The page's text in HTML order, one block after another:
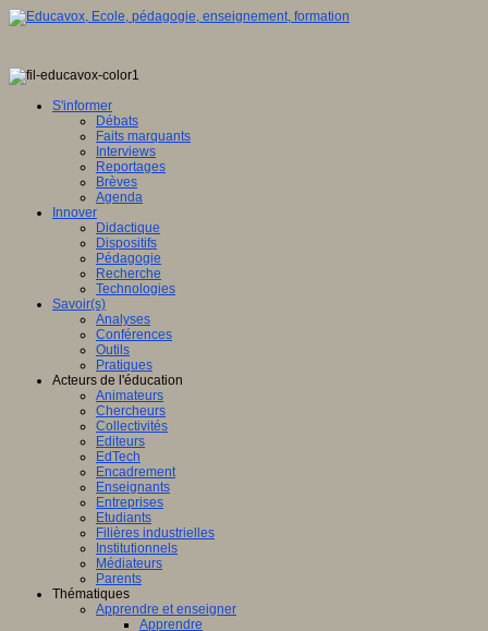
S'informer
Débats
Faits marquants
Interviews
Reportages
Brèves
Agenda
Innover
Didactique
Dispositifs
Pédagogie
Recherche
Technologies
Savoir(s)
Analyses
Conférences
Outils
Pratiques
Acteurs de l'éducation
Animateurs
Chercheurs
Collectivités
Editeurs
EdTech
Encadrement
Enseignants
Entreprises
Etudiants
Filières industrielles
Institutionnels
Médiateurs
Parents
Thématiques
Apprendre et enseigner
Apprendre